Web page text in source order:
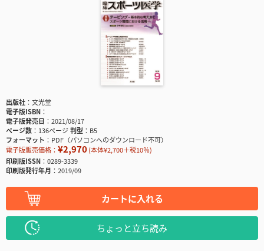
出版社
文光堂
電子版ISBN
電子版発売日
2021/08/17
ページ数
136ページ判型
B5
フォーマット
PDF（パソコンへのダウンロード不可）
電子版販売価格： ¥2,970(本体¥2,700＋税10％)
印刷版ISSN
0289-3339
印刷版発行年月
2019/09
カートに入れる
ちょっと立ち読み